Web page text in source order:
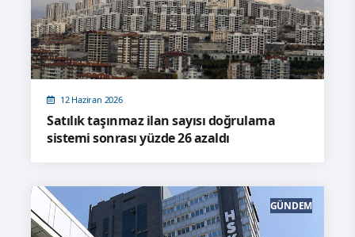
12 Haziran 2026
Satılık taşınmaz ilan sayısı doğrulama
sistemi sonrası yüzde 26 azaldı
GÜNDEM